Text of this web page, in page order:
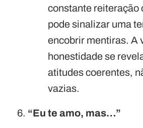
constante reiteração
pode sinalizar uma
encobrir mentiras. A
honestidade se
atitudes coerentes,
vazias.
“Eu te amo, mas…”